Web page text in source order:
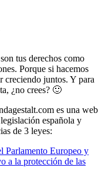
tus derechos como
Porque si hacemos
creciendo juntos. Y para
¿no crees? 🙂
es una web
española y
de 3 leyes:
Parlamento Europeo y
a la protección de las